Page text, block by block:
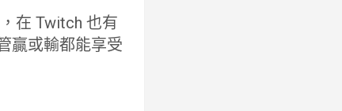
在 Twitch 也有
贏或輸都能享受